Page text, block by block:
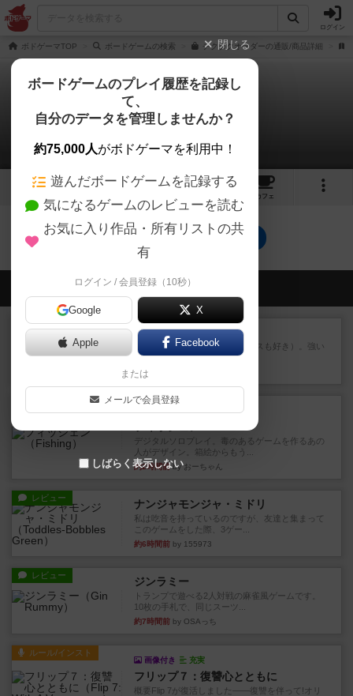
ログイン
ボドゲーマTOP ボードゲームの検索 チクタクオーダーの通販/商品詳細
チクタクオーダー
0件の動画
9 4
カフェ
チクタクオーダーのトップに戻る
会員の新しい投稿
レビュー マスクメン
マスクメンすごい好き（プロレスも好き）。強い
やつを決めるというより、ジ...
44分前
デジタルソロプレイ。毒のあるゲームを作るあの
人がデザイン。箱絵からもう...
約2時間前by おーちゃん
レビュー ナンジャモンジャ・ミドリ
私は吃音を持っているのですが、友達と集まって
このゲームをした際、3ゲー...
約6時間前 by 155973
レビュー ジンラミー
トランプで遊べる2人対戦の麻雀風ゲームです。
10枚の手札で、同じスーツ...
約7時間前 by OSAっち
ルール/インスト
画像付き 充実
フリップ７：復讐心とともに
概要Flip 7が復活しました――復讐を伴って!オリ
閉じる
ボードゲームのプレイ履歴を記録し
て、
自分のデータを管理しませんか？
約75,000人がボドゲーマを利用中！
遊んだボードゲームを記録する
気になるゲームのレビューを読む
お気に入り作品・所有リストの共
有
ログイン / 会員登録（10秒）
Google X
Apple Facebook
または
メールで会員登録
しばらく表示しない